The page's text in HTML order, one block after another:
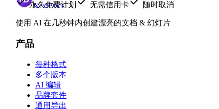
永久免费计划
无需信用卡 随时取消
NextDocs
使用 AI 在几秒钟内创建漂亮的文档 & 幻灯片
产品
每种格式
多个版本
AI 编辑
品牌套件
通用导出